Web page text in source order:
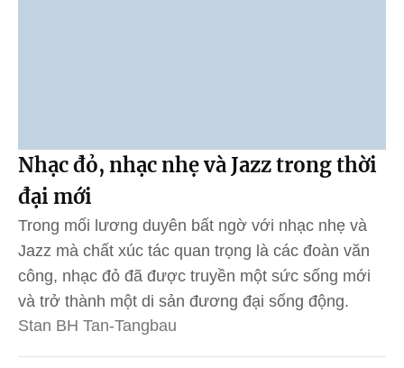
Nhạc đỏ, nhạc nhẹ và Jazz trong thời
đại mới
Trong mối lương duyên bất ngờ với nhạc nhẹ và
Jazz mà chất xúc tác quan trọng là các đoàn văn
công, nhạc đỏ đã được truyền một sức sống mới
và trở thành một di sản đương đại sống động.
Stan BH Tan-Tangbau